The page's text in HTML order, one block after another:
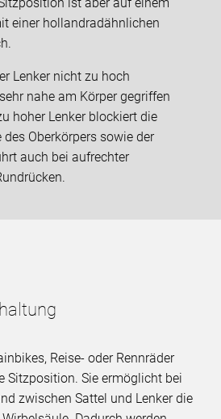
einer hollandradähnlichen
Lenker nicht zu hoch
nahe am Körper gegriffen
hoher Lenker blockiert die
Oberkörpers sowie der
auch bei aufrechter
Reise- oder Rennräder
Sitzposition. Sie ermöglicht bei
zwischen Sattel und Lenker die